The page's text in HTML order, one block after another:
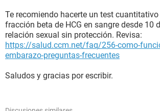
Te recomiendo hacerte un test
fracción beta de HCG en sangre desde 10
relación sexual sin protección. Revisa:
https://salud.ccm.net/faq/256-como-
embarazo-preguntas-frecuentes
Saludos y gracias por escribir.